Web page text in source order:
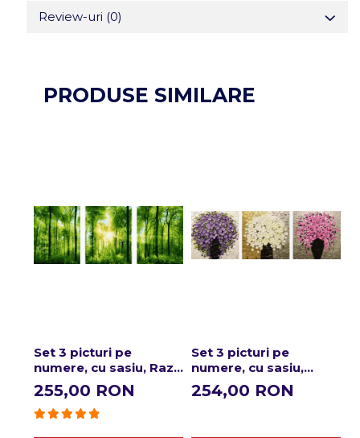
Review-uri (0)
PRODUSE SIMILARE
Set 3 picturi pe
numere, cu sasiu, Raze
de soare, 50 x 120 cm
255,00 RON
Set 3 picturi pe
numere, cu sasiu,
Revolutia culorilor,
50x150 cm
254,00 RON